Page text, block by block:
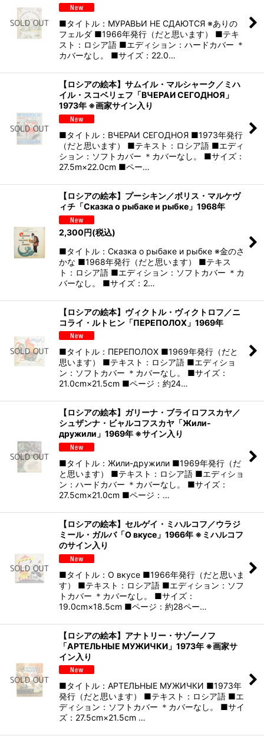
■タイトル：МУРАВЬИ НЕ СДАЮТСЯ ※ありの
フェルダ ■1966年発行（だと思います） ■テキ
スト：ロシア語 ■エディション：ハードカバー ＊
カバーなし。 ■サイズ：22.0…
【ロシアの絵本】サムイル・マルシャーク／ミハ
イル・スコベリェフ「ВЧЕРАИ СЕГОДНОЯ」
1973年 ※画家サイン入り
■タイトル：ВЧЕРАИ СЕГОДНОЯ ■1973年発行
（だと思います） ■テキスト：ロシア語 ■エディ
ション：ソフトカバー ＊カバーなし。 ■サイズ：
27.5m×22.0cm ■ペー…
【ロシアの絵本】プーシキン／ボリス・マルケヴ
ィチ「Сказка о рыбаке и рыбке」1968年
2,300円(税込)
■タイトル：Сказка о рыбаке и рыбке ※金のさ
かな ■1968年発行（だと思います） ■テキス
ト：ロシア語 ■エディション：ソフトカバー ＊カ
バーなし。 ■サイズ：2…
【ロシアの絵本】ヴィクトル・ヴィクトロフ／ニ
コライ・ルトヒン「ПЕРЕПОЛОХ」1969年
■タイトル：ПЕРЕПОЛОХ ■1969年発行（だと
思います） ■テキスト：ロシア語 ■エディショ
ン：ソフトカバー ＊カバーなし。 ■サイズ：
21.0cm×21.5cm ■ページ：約24…
【ロシアの絵本】ガリーナ・ブライロフスカヤ／
シュザンナ・ビャルコフスカヤ「Жили-
дружили」1969年 ※サイン入り
■タイトル：Жили-дружили ■1969年発行（だ
と思います） ■テキスト：ロシア語 ■エディショ
ン：ハードカバー ＊カバーなし。 ■サイズ：
27.5cm×21.0cm ■ページ：…
【ロシアの絵本】セルゲイ・ミハルコフ／ウラジ
ミール・ガルバ「О вкусе」1966年 ※ミハルコフ
のサイン入り
■タイトル：О вкусе ■1966年発行（だと思いま
す） ■テキスト：ロシア語 ■エディション：ソフ
トカバー ＊カバーなし。 ■サイズ：
19.0cm×18.5cm ■ページ：約28ペー…
【ロシアの絵本】アナトリー・サゾーノフ
「АРТЕЛЬНЫЕ МУЖИЧКИ」1973年 ※画家サ
イン入り
■タイトル：АРТЕЛЬНЫЕ МУЖИЧКИ ■1973年
発行（だと思います） ■テキスト：ロシア語 ■エ
ディション：ソフトカバー ＊カバーなし。 ■サイ
ズ：27.5cm×21.5cm …